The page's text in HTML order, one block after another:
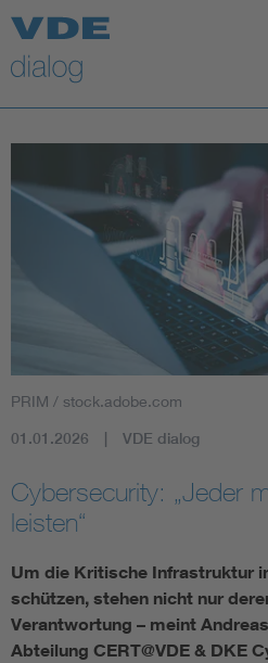
PRIM / stock.adobe.com
01.01.2026 VDE dialog
Cybersecurity: „Jeder
leisten“
Um die Kritische Infrastruktur
schützen, stehen nicht nur
Verantwortung – meint
Abteilung CERT@VDE & DKE